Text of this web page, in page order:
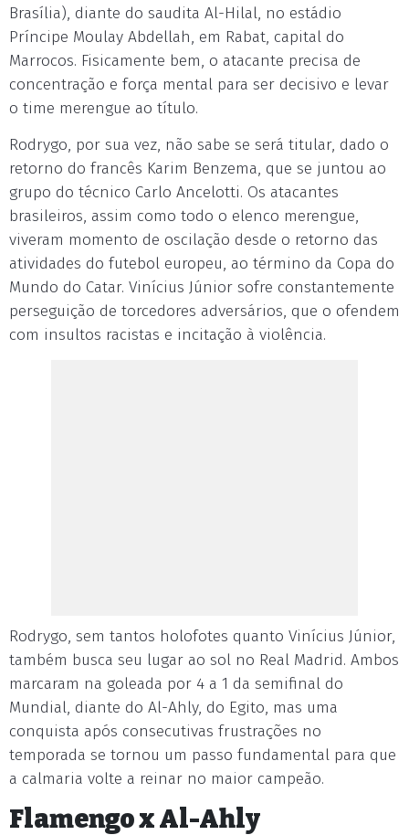
Brasília), diante do saudita Al-Hilal, no estádio
Príncipe Moulay Abdellah, em Rabat, capital do
Marrocos. Fisicamente bem, o atacante precisa de
concentração e força mental para ser decisivo e levar
o time merengue ao título.
Rodrygo, por sua vez, não sabe se será titular, dado o
retorno do francês Karim Benzema, que se juntou ao
grupo do técnico Carlo Ancelotti. Os atacantes
brasileiros, assim como todo o elenco merengue,
viveram momento de oscilação desde o retorno das
atividades do futebol europeu, ao término da Copa do
Mundo do Catar. Vinícius Júnior sofre constantemente
perseguição de torcedores adversários, que o ofendem
com insultos racistas e incitação à violência.
Rodrygo, sem tantos holofotes quanto Vinícius Júnior,
também busca seu lugar ao sol no Real Madrid. Ambos
marcaram na goleada por 4 a 1 da semifinal do
Mundial, diante do Al-Ahly, do Egito, mas uma
conquista após consecutivas frustrações no
temporada se tornou um passo fundamental para que
a calmaria volte a reinar no maior campeão.
Flamengo x Al-Ahly